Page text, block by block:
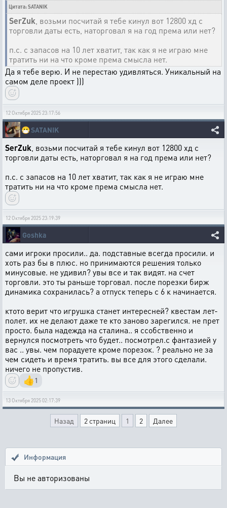
Цитата: SATANIK
SerZuk , возьми посчитай я тебе кинул вот 12800 хд с
торговли даты есть, наторговал я на год према или нет?
п.с. с запасов на 10 лет хватит, так как я не играю мне
тратить ни на что кроме према смысла нет.
Да я тебе верю. И не перестаю удивляться. Уникальный на
самом деле проект )))
12 Октября 2025 23:17:56
😷SATANIK
SerZuk , возьми посчитай я тебе кинул вот 12800 хд с
торговли даты есть, наторговал я на год према или нет?
п.с. с запасов на 10 лет хватит, так как я не играю мне
тратить ни на что кроме према смысла нет.
12 Октября 2025 23:19:39
Goshka
сами игроки просили.. да. подставные всегда просили. и
хоть раз бы в плюс. но принимаются решения только
минусовые. не удивил? увы все и так видят. на счет
торговли. это ты раньше торговал. после порезки бирж
динамика сохранилась? а отпуск теперь с 6 к начинается.
ктото верит что игрушка станет интересней? квестам лет-
полет. их не делают даже те кто заново зарегился. не прет
просто. была надежда на сталина.. я ссобственно и
вернулся посмотреть что будет.. посмотрел.с фантазией у
вас .. увы. чем порадуете кроме порезок. ? реально не за
чем сидеть и время тратить. вы все для этого сделали.
ничего не пропустив.
👍1
13 Октября 2025 02:17:39
Назад 2 страниц 1 2 Далее
Информация
Вы не авторизованы